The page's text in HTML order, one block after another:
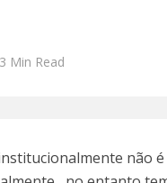
3 Min Read
não